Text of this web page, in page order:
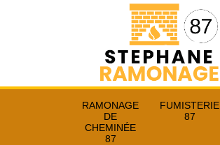
RAMONAGE
DE
CHEMINÉE
87
FUMISTERIE
87